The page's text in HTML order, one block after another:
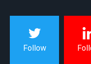
Follow